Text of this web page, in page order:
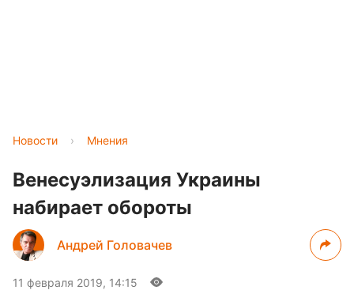
Новости › Мнения
Венесуэлизация Украины
набирает обороты
Андрей Головачев
11 февраля 2019, 14:15